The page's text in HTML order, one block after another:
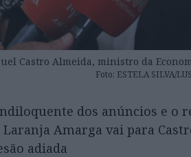
Castro Almeida, ministro da
Foto: ESTELA SILVA/
dos anúncios e o
Amarga vai para
adiada